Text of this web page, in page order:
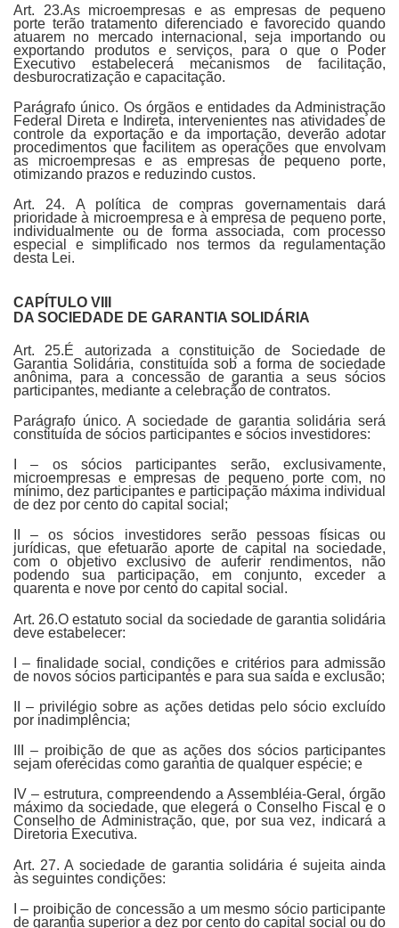
Art. 23.As microempresas e as empresas de pequeno
porte terão tratamento diferenciado e favorecido quando
atuarem no mercado internacional, seja importando ou
exportando produtos e serviços, para o que o Poder
Executivo estabelecerá mecanismos de facilitação,
desburocratização e capacitação.
Parágrafo único. Os órgãos e entidades da Administração
Federal Direta e Indireta, intervenientes nas atividades de
controle da exportação e da importação, deverão adotar
procedimentos que facilitem as operações que envolvam
as microempresas e as empresas de pequeno porte,
otimizando prazos e reduzindo custos.
Art. 24. A política de compras governamentais dará
prioridade à microempresa e à empresa de pequeno porte,
individualmente ou de forma associada, com processo
especial e simplificado nos termos da regulamentação
desta Lei.
CAPÍTULO VIII
DA SOCIEDADE DE GARANTIA SOLIDÁRIA
Art. 25.É autorizada a constituição de Sociedade de
Garantia Solidária, constituída sob a forma de sociedade
anônima, para a concessão de garantia a seus sócios
participantes, mediante a celebração de contratos.
Parágrafo único. A sociedade de garantia solidária será
constituída de sócios participantes e sócios investidores:
I – os sócios participantes serão, exclusivamente,
microempresas e empresas de pequeno porte com, no
mínimo, dez participantes e participação máxima individual
de dez por cento do capital social;
II – os sócios investidores serão pessoas físicas ou
jurídicas, que efetuarão aporte de capital na sociedade,
com o objetivo exclusivo de auferir rendimentos, não
podendo sua participação, em conjunto, exceder a
quarenta e nove por cento do capital social.
Art. 26.O estatuto social da sociedade de garantia solidária
deve estabelecer:
I – finalidade social, condições e critérios para admissão
de novos sócios participantes e para sua saída e exclusão;
II – privilégio sobre as ações detidas pelo sócio excluído
por inadimplência;
III – proibição de que as ações dos sócios participantes
sejam oferecidas como garantia de qualquer espécie; e
IV – estrutura, compreendendo a Assembléia-Geral, órgão
máximo da sociedade, que elegerá o Conselho Fiscal e o
Conselho de Administração, que, por sua vez, indicará a
Diretoria Executiva.
Art. 27. A sociedade de garantia solidária é sujeita ainda
às seguintes condições:
I – proibição de concessão a um mesmo sócio participante
de garantia superior a dez por cento do capital social ou do